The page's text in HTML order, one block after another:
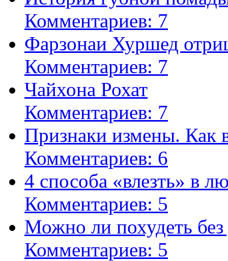
Комментариев: 7
Фарзонаи Хуршед
Комментариев: 7
Чайхона Рохат
Комментариев: 7
Признаки измены. Как
Комментариев: 6
4 способа «влезть» в
Комментариев: 5
Можно ли похудеть
Комментариев: 5